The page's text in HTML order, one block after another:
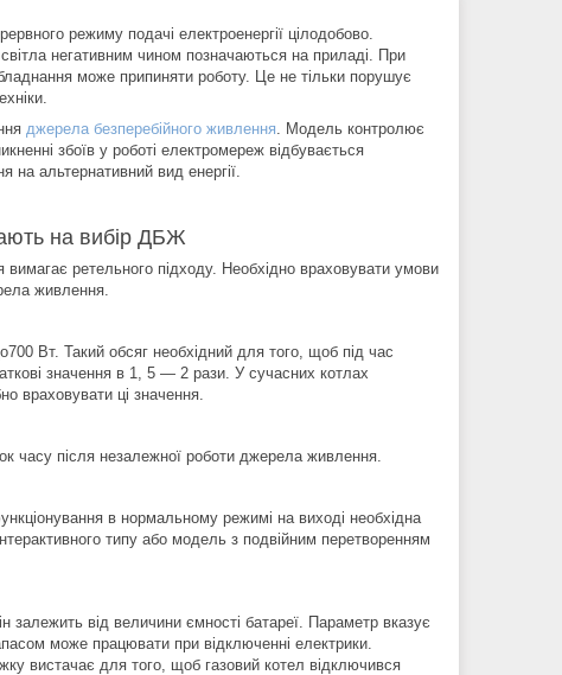
режиму подачі електроенергії цілодобово.
негативним чином позначаються на приладі. При
може припиняти роботу. Це не тільки порушує
джерела безперебійного живлення. Модель контролює
збоїв у роботі електромереж відбувається
на альтернативний вид енергії.
на вибір ДБЖ
ретельного підходу. Необхідно враховувати умови
живлення.
Вт. Такий обсяг необхідний для того, щоб під час
значення в 1, 5 — 2 рази. У сучасних котлах
враховувати ці значення.
часу після незалежної роботи джерела живлення.
в нормальному режимі на виході необхідна
типу або модель з подвійним перетворенням
від величини ємності батареї. Параметр вказує
може працювати при відключенні електрики.
вистачає для того, щоб газовий котел відключився